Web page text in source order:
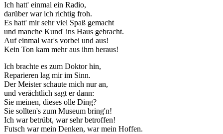
Ich hatt' einmal ein Radio,
darüber war ich richtig froh.
Es hatt' mir sehr viel Spaß gemacht
und manche Kund' ins Haus gebracht.
Auf einmal war's vorbei und aus!
Kein Ton kam mehr aus ihm heraus!
Ich brachte es zum Doktor hin,
Reparieren lag mir im Sinn.
Der Meister schaute mich nur an,
und verächtlich sagt er dann:
Sie meinen, dieses olle Ding?
Sie sollten's zum Museum bring'n!
Ich war betrübt, war sehr betroffen!
Futsch war mein Denken, war mein Hoffen.